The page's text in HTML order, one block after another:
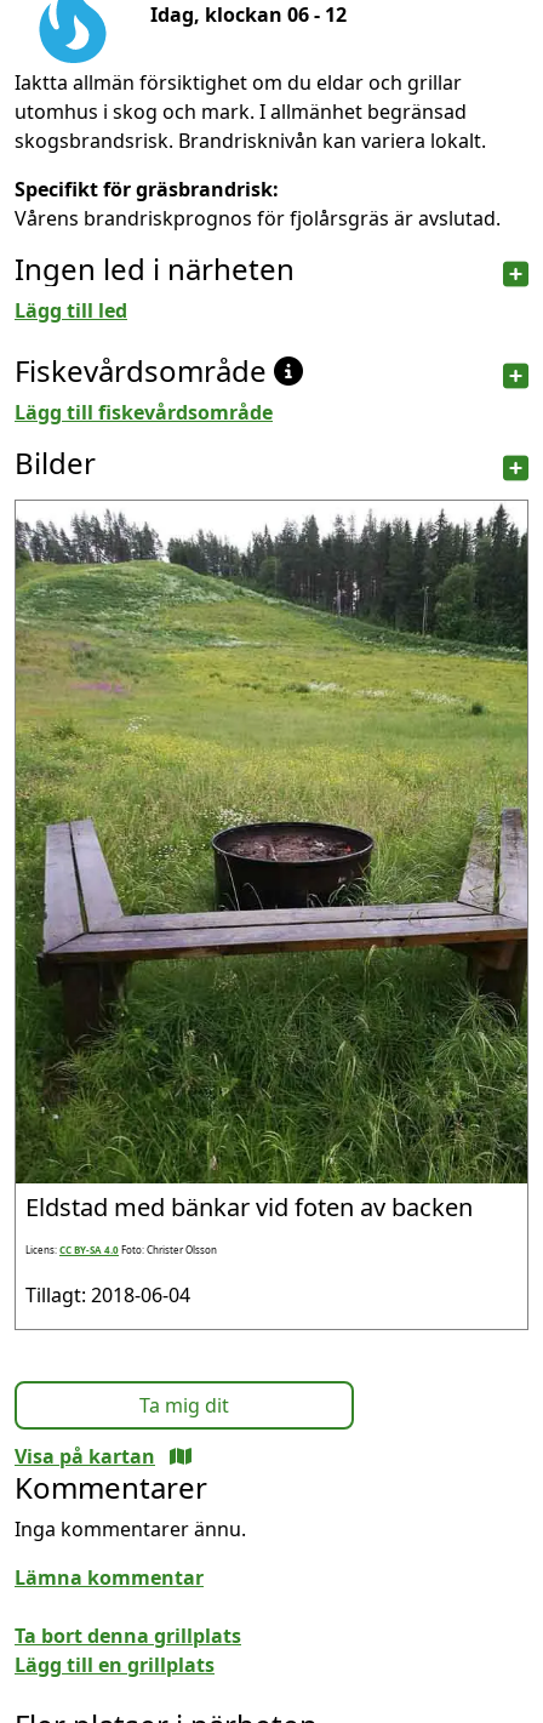
Idag, klockan 06 - 12
Iaktta allmän försiktighet om du eldar och grillar
utomhus i skog och mark. I allmänhet begränsad
skogsbrandsrisk. Brandrisknivån kan variera lokalt.
Specifikt för gräsbrandrisk:
Vårens brandriskprognos för fjolårsgräs är avslutad.
Ingen led i närheten
Lägg till led
Fiskevårdsområde
Lägg till fiskevårdsområde
Bilder
Eldstad med bänkar vid foten av backen
Licens:CC BY-SA 4.0Foto: Christer Olsson
Tillagt: 2018-06-04
Ta mig dit
Visa på kartan
Kommentarer
Inga kommentarer ännu.
Lämna kommentar
Ta bort denna grillplats
Lägg till en grillplats